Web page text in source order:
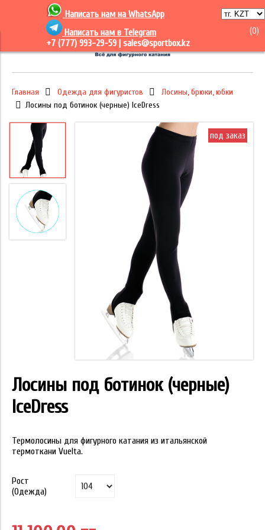
Написать нам на WhatsApp
Написать нам в Telegram
+7 (777) 993-29-59 | sales@sportbox.kz
(0)
Главная Одежда для фигуристов
Лосины, брюки, юбки
Лосины под ботинок (черные) IceDress
под заказ
Лосины под ботинок (черные)
IceDress
Термолосины для фигурного катания из итальянской
термоткани Vuelta.
Рост
(Одежда)